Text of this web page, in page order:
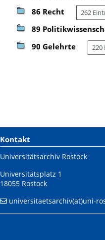
86 Recht 262
89
90 Gelehrte 220
Kontakt
Universitätsarchiv Rostock
Universitätsplatz 1
18055 Rostock
universitaetsarchiv(at)uni-